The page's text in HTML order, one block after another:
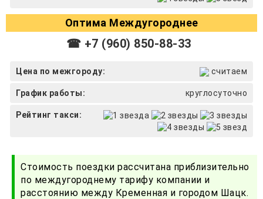
Оптима Междугороднее
☎ +7 (960) 850-88-33
Цена по межгороду: считаем
График работы: круглосуточно
Рейтинг такси:
Стоимость поездки рассчитана приблизительно
по междугороднему тарифу компании и
расстоянию между Кременная и городом Шацк.